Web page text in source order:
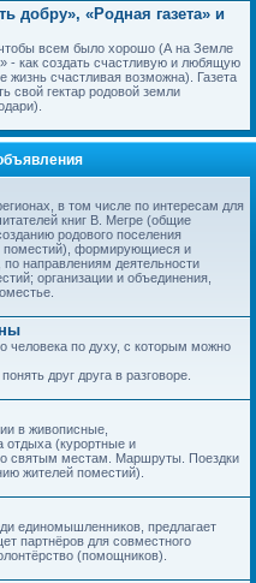
добру», «Родная газета» и
чтобы всем было хорошо (А на Земле
- как создать счастливую и любящую
счастливая возможна). Газета
свой гектар родовой земли
в том числе по интересам для
книг В. Мегре (общие
родового поселения
поместий), формирующиеся и
направлениям деятельности
организации и объединения,
человека по духу, с которым можно
друг друга в разговоре.
в живописные,
отдыха (курортные и
святым местам. Маршруты. Поездки
жителей поместий).
единомышленников, предлагает
партнёров для совместного
(помощников).